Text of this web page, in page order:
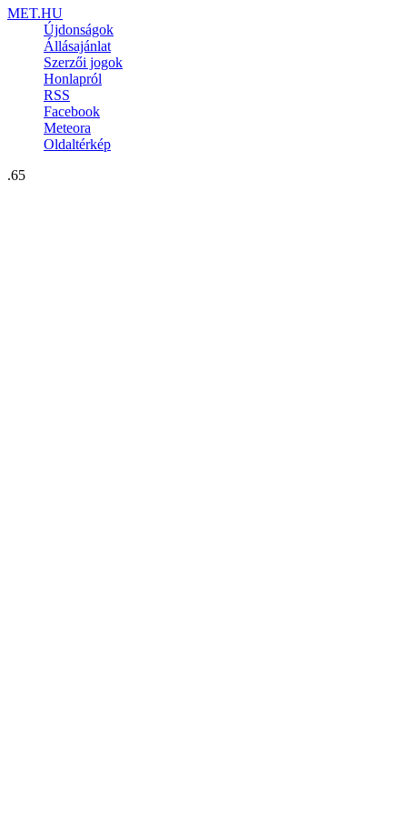
MET.HU
Újdonságok
Állásajánlat
Szerzői jogok
Honlapról
RSS
Facebook
Meteora
Oldaltérkép
.65